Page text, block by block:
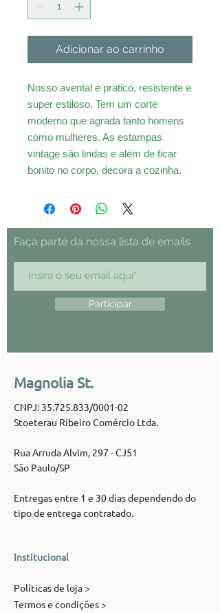
Adicionar ao carrinho
Nosso avental é prático, resistente e
super estiloso. Tem um corte
moderno que agrada tanto homens
como mulheres. As estampas
vintage são lindas e além de ficar
bonito no corpo, decora a cozinha.
Faça parte da nossa lista de emails
Participar
Magnolia St.
CNPJ: 35.725.833/0001-02
Stoeterau Ribeiro Comércio Ltda.
Rua Arruda Alvim, 297 - CJ51
São Paulo/SP
Entregas entre 1 e 30 dias dependendo do
tipo de entrega contratado.
Institucional
Políticas de loja >
Termos e condições >